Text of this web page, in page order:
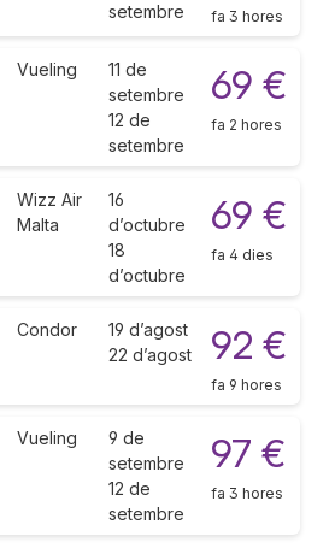
setembre
fa 3 hores
Vueling
11 de
setembre
12 de
setembre
69 €
fa 2 hores
Wizz Air
Malta
16
d’octubre
18
d’octubre
69 €
fa 4 dies
Condor
19 d’agost
22 d’agost
92 €
fa 9 hores
Vueling
9 de
setembre
12 de
setembre
97 €
fa 3 hores